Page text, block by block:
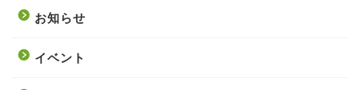
お知らせ
イベント